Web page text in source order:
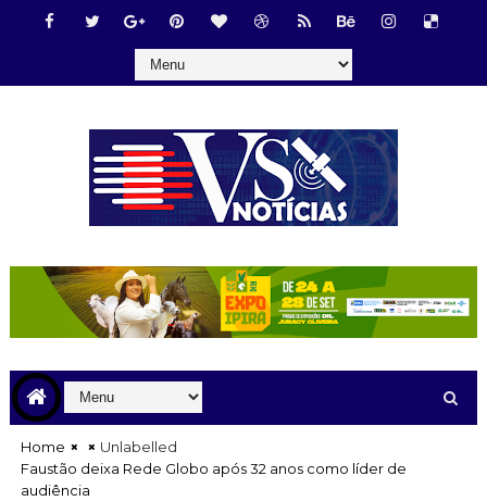
Home
Unlabelled
Faustão deixa Rede Globo após 32 anos como líder de
audiência